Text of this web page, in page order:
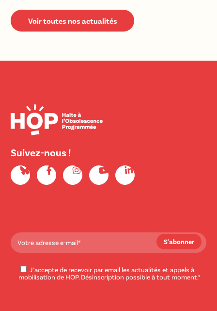
Voir toutes nos actualités
Suivez-nous !
J’accepte de recevoir par email les actualités et appels à
mobilisation de HOP. Désinscription possible à tout moment.*